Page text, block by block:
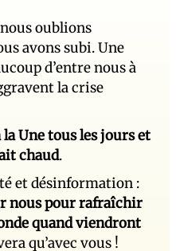
oublions
avons subi. Une
d’entre nous à
la crise
la Une tous les jours et
chaud.
et désinformation :
nous pour rafraîchir
quand viendront
qu’avec vous !